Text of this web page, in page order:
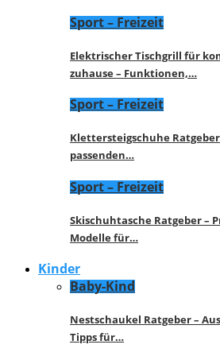
Sport – Freizeit
Elektrischer Tischgrill für
zuhause – Funktionen,…
Sport – Freizeit
Klettersteigschuhe Ratgeber
passenden…
Sport – Freizeit
Skischuhtasche Ratgeber –
Modelle für…
Kinder
Baby-Kind
Nestschaukel Ratgeber –
Tipps für…